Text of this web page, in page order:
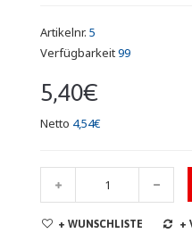
Artikelnr. 5
Verfügbarkeit99
5,40€
Netto 4,54€
+ WUNSCHLISTE +